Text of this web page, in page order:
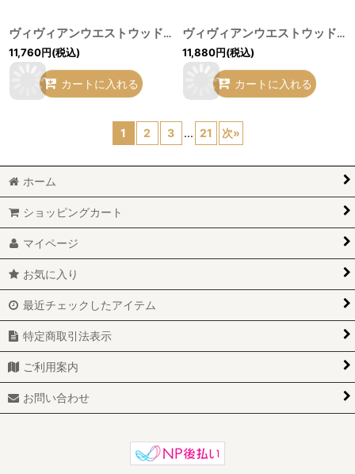
ヴィヴィアンウエストウッド 中古 / HARLEQUIN プレート 31cm マルチ O-26-07-12-095-gd-YM-OS
11,760円(税込)
カートに入れる
ヴィヴィアンウエストウッド 中古 / ANGLOMANIAptベルト イエロー O-26-07-12-085-gd-YM-OS
11,880円(税込)
カートに入れる
1 2 3 ... 21 次»
ホーム
ショッピングカート
マイページ
お気に入り
最近チェックしたアイテム
特定商取引法表示
ご利用案内
お問い合わせ